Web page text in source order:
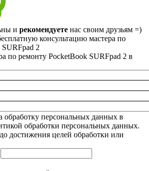
и рекомендуете нас своим друзьям =)
консультацию мастера по
2
по ремонту PocketBook SURFpad 2 в
обработку персональных данных в
обработки персональных данных.
достижения целей обработки или